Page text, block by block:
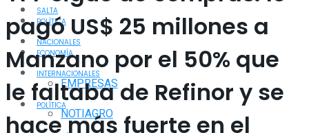
POLÍTICA
ECONOMÍA
EMPRESAS
NOTIAGRO
SALTA
NACIONALES
INTERNACIONALES
POLÍTICA
pagó US$ 25 millones a
Manzano por el 50% que
le faltaba de Refinor y se
hace más fuerte en el